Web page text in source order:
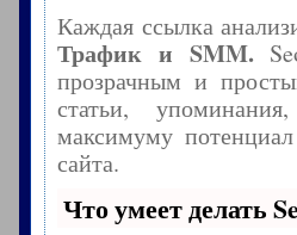
Каждая ссылка
Трафик и SMM.
прозрачным и
статьи,
максимуму
сайта.
Что умеет делать